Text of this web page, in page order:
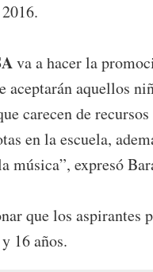
va a hacer la
aceptarán aquellos
carecen de
en la escuela,
música”, expresó
que los aspirantes
16 años.